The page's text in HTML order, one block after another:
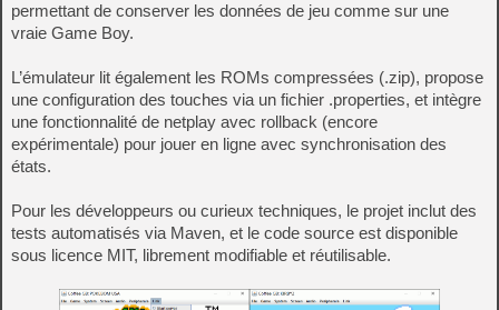
permettant de conserver les données de jeu comme sur une
vraie Game Boy.
L’émulateur lit également les ROMs compressées (.zip), propose
une configuration des touches via un fichier .properties, et intègre
une fonctionnalité de netplay avec rollback (encore
expérimentale) pour jouer en ligne avec synchronisation des
états.
Pour les développeurs ou curieux techniques, le projet inclut des
tests automatisés via Maven, et le code source est disponible
sous licence MIT, librement modifiable et réutilisable.